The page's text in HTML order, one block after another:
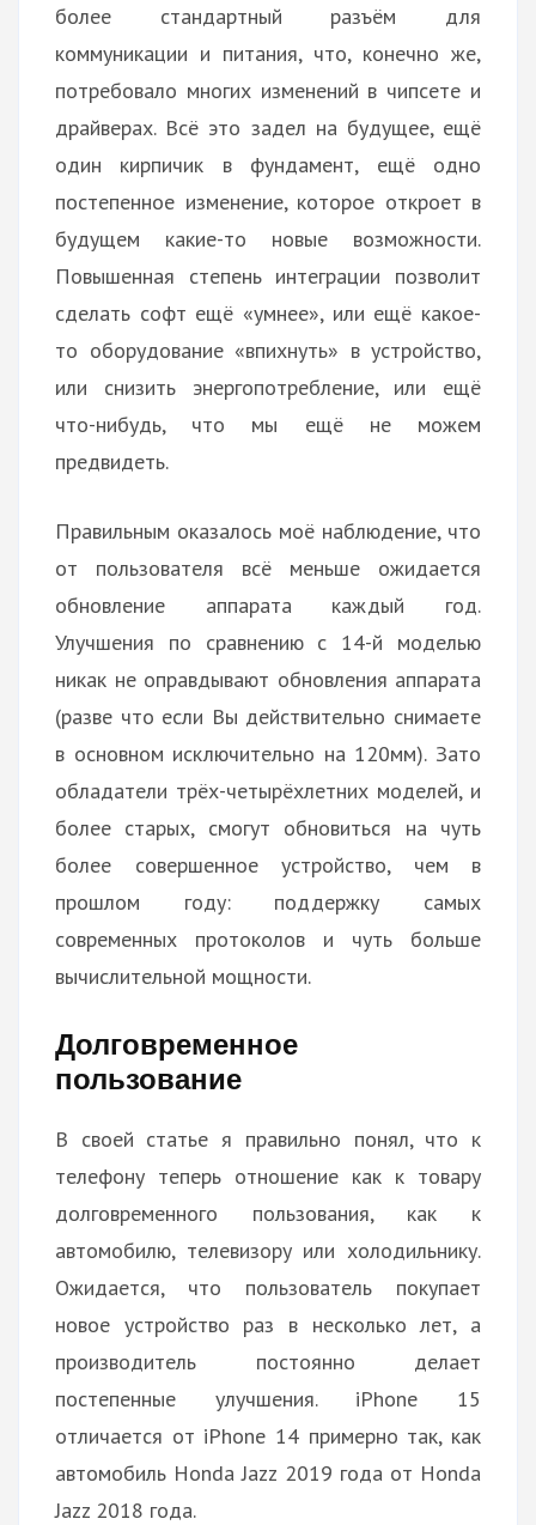
более стандартный разъём для
коммуникации и питания, что, конечно же,
потребовало многих изменений в чипсете и
драйверах. Всё это задел на будущее, ещё
один кирпичик в фундамент, ещё одно
постепенное изменение, которое откроет в
будущем какие-то новые возможности.
Повышенная степень интеграции позволит
сделать софт ещё «умнее», или ещё какое-
то оборудование «впихнуть» в устройство,
или снизить энергопотребление, или ещё
что-нибудь, что мы ещё не можем
предвидеть.
Правильным оказалось моё наблюдение, что
от пользователя всё меньше ожидается
обновление аппарата каждый год.
Улучшения по сравнению с 14-й моделью
никак не оправдывают обновления аппарата
(разве что если Вы действительно снимаете
в основном исключительно на 120мм). Зато
обладатели трёх-четырёхлетних моделей, и
более старых, смогут обновиться на чуть
более совершенное устройство, чем в
прошлом году: поддержку самых
современных протоколов и чуть больше
вычислительной мощности.
Долговременное
пользование
В своей статье я правильно понял, что к
телефону теперь отношение как к товару
долговременного пользования, как к
автомобилю, телевизору или холодильнику.
Ожидается, что пользователь покупает
новое устройство раз в несколько лет, а
производитель постоянно делает
постепенные улучшения. iPhone 15
отличается от iPhone 14 примерно так, как
автомобиль Honda Jazz 2019 года от Honda
Jazz 2018 года.